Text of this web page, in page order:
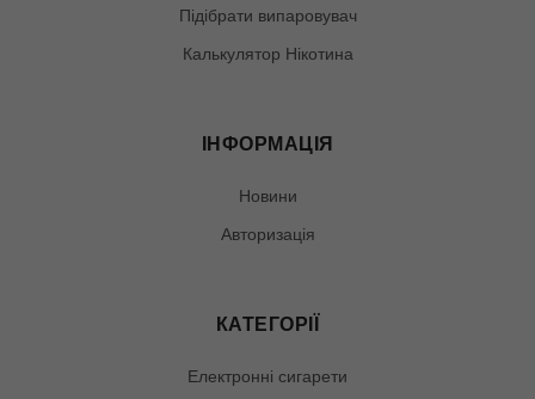
Підібрати випаровувач
Калькулятор Нікотина
ІНФОРМАЦІЯ
Новини
Авторизація
КАТЕГОРІЇ
Електронні сигарети